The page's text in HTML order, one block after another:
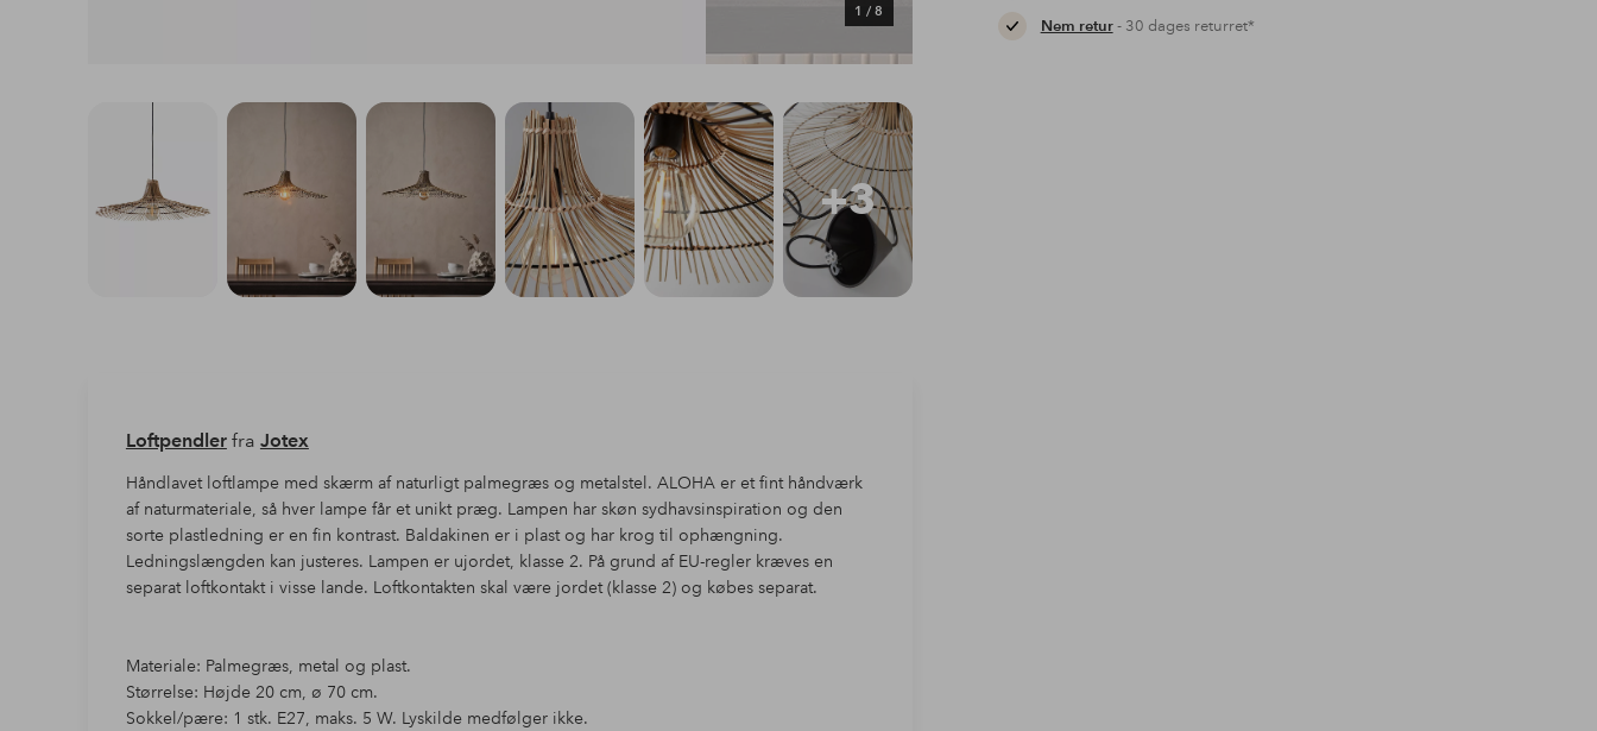
1 / 8
Nem retur- 30 dages returret*
+3
Loftpendlerfra Jotex
Håndlavet loftlampe med skærm af naturligt palmegræs og metalstel. ALOHA er et fint håndværk
af naturmateriale, så hver lampe får et unikt præg. Lampen har skøn sydhavsinspiration og den
sorte plastledning er en fin kontrast. Baldakinen er i plast og har krog til ophængning.
Ledningslængden kan justeres. Lampen er ujordet, klasse 2. På grund af EU-regler kræves en
separat loftkontakt i visse lande. Loftkontakten skal være jordet (klasse 2) og købes separat.
Materiale: Palmegræs, metal og plast.
Størrelse: Højde 20 cm, ø 70 cm.
Sokkel/pære: 1 stk. E27, maks. 5 W. Lyskilde medfølger ikke.